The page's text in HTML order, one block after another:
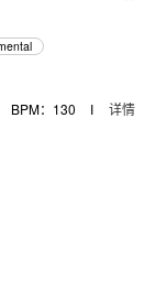
BPM：130 I 详情